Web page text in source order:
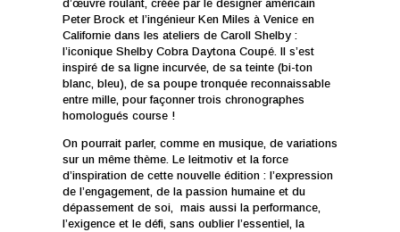
d’œuvre roulant, créée par le designer américain
Peter Brock et l’ingénieur Ken Miles à Venice en
Californie dans les ateliers de Caroll Shelby :
l’iconique Shelby Cobra Daytona Coupé. Il s’est
inspiré de sa ligne incurvée, de sa teinte (bi-ton
blanc, bleu), de sa poupe tronquée reconnaissable
entre mille, pour façonner trois chronographes
homologués course !
On pourrait parler, comme en musique, de variations
sur un même thème. Le leitmotiv et la force
d’inspiration de cette nouvelle édition : l’expression
de l’engagement, de la passion humaine et du
dépassement de soi, mais aussi la performance,
l’exigence et le défi, sans oublier l’essentiel, la